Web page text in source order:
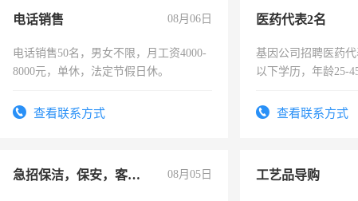
电话销售 08月06日
电话销售50名，男女不限，月工资4000-
8000元，单休，法定节假日休。
查看联系方式
医药代表2名
基因公司招聘医药
以下学历，年龄25-
表或者有医学资质的
查看联系方式
急招保洁，保安，客服，工程 08月05日 工艺品导购